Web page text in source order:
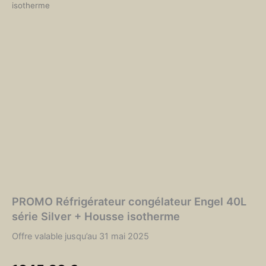
isotherme
PROMO Réfrigérateur congélateur Engel 40L
série Silver + Housse isotherme
Offre valable jusqu’au 31 mai 2025